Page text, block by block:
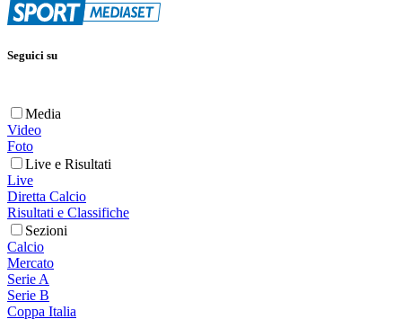
Seguici su
Media
Video
Foto
Live e Risultati
Live
Diretta Calcio
Risultati e Classifiche
Sezioni
Calcio
Mercato
Serie A
Serie B
Coppa Italia